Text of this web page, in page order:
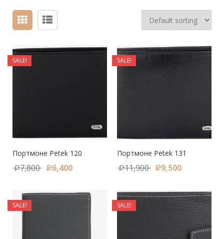
SALE!
Портмоне Petek 120
Р7,800 Р6,400
SALE!
Портмоне Petek 131
Р11,900 Р9,500
SALE! SALE!